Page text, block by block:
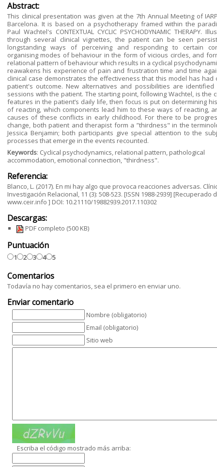
Abstract:
This clinical presentation was given at the 7th Annual Meeting of
Barcelona. It is based on a psychotherapy framed within the
Paul Wachtel's CONTEXTUAL CYCLIC PSYCHODYNAMIC THERAPY.
through several clinical vignettes, the patient can be seen
longstanding ways of perceiving and responding to certain
organising modes of behaviour in the form of vicious circles, and
relational pattern of behaviour which results in a cyclical
reawakens his experience of pain and frustration time and time
clinical case demonstrates the effectiveness that this model has had
patient's outcome. New alternatives and possibilities are
sessions with the patient. The starting point, following Wachtel, is the
features in the patient’s daily life, then focus is put on determining
of reacting, which components lead him to these ways of reacting,
causes of these conflicts in early childhood. For there to be
change, both patient and therapist form a ”thirdness" in the
Jessica Benjamin; both participants give special attention to the
processes that emerge in the events recounted.
Keywords: Cyclical psychodynamics, relational pattern, pathological
accommodation, emotional connection, "thirdness".
Referencia:
Blanco, L. (2017). En mi hay algo que provoca reacciones adversas.
Investigación Relacional, 11 (3): 508-523. [ISSN 1988-2939] [Recuperado
www.ceir.info ] DOI: 10.21110/19882939.2017.110302
Descargas:
PDF completo (500 KB)
Puntuación
1 2 3 4 5
Comentarios
Todavía no hay comentarios, sea el primero en enviar uno.
Enviar comentario
Nombre (obligatorio)
Email (obligatorio)
Sitio web
Escriba el código mostrado más arriba: